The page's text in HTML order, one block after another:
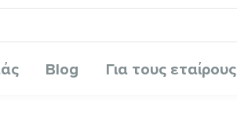
Blog Για τους εταίρους